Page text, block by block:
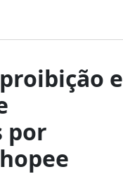
e
por